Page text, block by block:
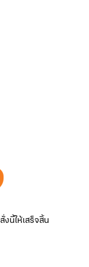
นี้ให้เสร็จสิ้น